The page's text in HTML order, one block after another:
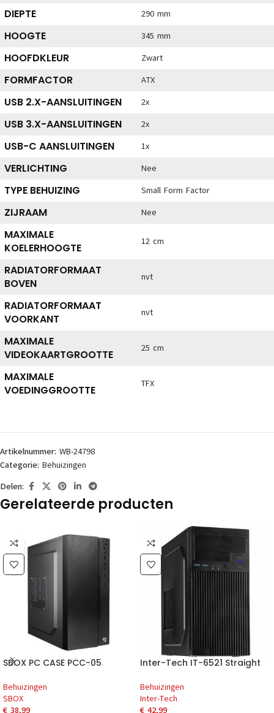
DIEPTE 290 mm
HOOGTE 345 mm
HOOFDKLEUR Zwart
FORMFACTOR ATX
USB 2.X-AANSLUITINGEN 2x
USB 3.X-AANSLUITINGEN 2x
USB-C AANSLUITINGEN 1x
VERLICHTING Nee
TYPE BEHUIZING Small Form Factor
ZIJRAAM Nee
MAXIMALE
KOELERHOOGTE
12 cm
RADIATORFORMAAT
BOVEN
nvt
RADIATORFORMAAT
VOORKANT
nvt
MAXIMALE
VIDEOKAARTGROOTTE
25 cm
MAXIMALE
VOEDINGGROOTTE
TFX
Artikelnummer: WB-24798
Categorie: Behuizingen
Delen:
Gerelateerde producten
SBOX PC CASE PCC-05
Behuizingen
SBOX
€ 38,99
Inter-Tech IT-6521 Straight
Behuizingen
Inter-Tech
€ 42,99